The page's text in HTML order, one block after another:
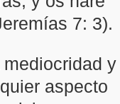
7: 3).
y
aspecto